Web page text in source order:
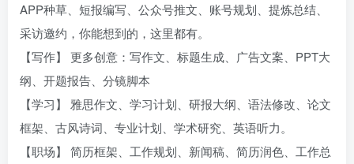
APP种草、短报编写、公众号推文、账号规划、提炼总结、
采访邀约，你能想到的，这里都有。
【写作】 更多创意：写作文、标题生成、广告文案、PPT大
纲、开题报告、分镜脚本
【学习】 雅思作文、学习计划、研报大纲、语法修改、论文
框架、古风诗词、专业计划、学术研究、英语听力。
【职场】 简历框架、工作规划、新闻稿、简历润色、工作总